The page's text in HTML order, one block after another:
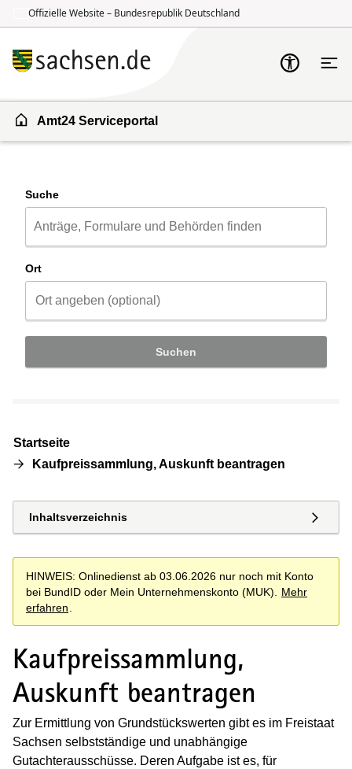
Offizielle Website – Bundesrepublik Deutschland
Amt24 Serviceportal
Suche
Ort
Suchen
Startseite
Kaufpreissammlung, Auskunft beantragen
Inhaltsverzeichnis
HINWEIS: Onlinedienst ab 03.06.2026 nur noch mit Konto
bei BundID oder Mein Unternehmenskonto (MUK).
Mehr
erfahren
Kaufpreissammlung,
Auskunft beantragen
Zur Ermittlung von Grundstückswerten gibt es im Freistaat
Sachsen selbstständige und unabhängige
Gutachterausschüsse. Deren Aufgabe ist es, für